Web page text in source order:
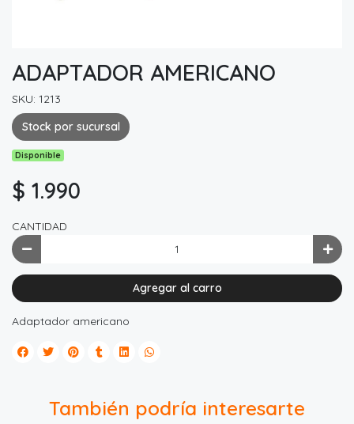
ADAPTADOR AMERICANO
SKU: 1213
Stock por sucursal
Disponible
$ 1.990
CANTIDAD
Agregar al carro
Adaptador americano
También podría interesarte